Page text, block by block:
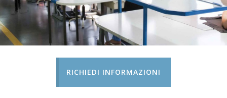
RICHIEDI INFORMAZIONI